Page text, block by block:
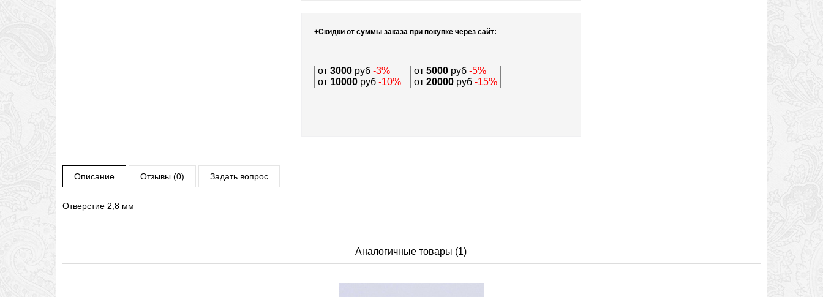
+Скидки от суммы заказа при покупке через сайт:
от3000руб -3% от 5000руб-5%
от 10000руб -10% от 20000руб -15%
Описание Отзывы (0) Задать вопрос
Отверстие 2,8 мм
Аналогичные товары (1)